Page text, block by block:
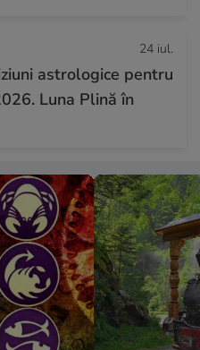
24 iul.
astrologice pentru
Luna Plină în